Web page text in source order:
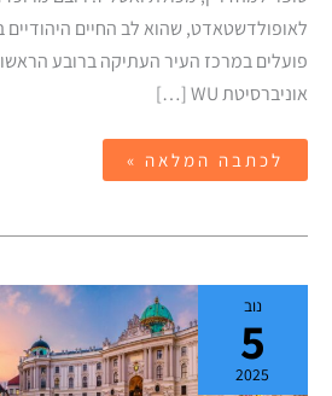
לאופולדשטאדט, שהוא לב החיים
פועלים במרכז העיר העתיקה ברובע
אוניברסיטת WU […]
לכתבה המלאה »
נוב
5
2025
וינה
בתי
מלון
כשרים
ומומלצים